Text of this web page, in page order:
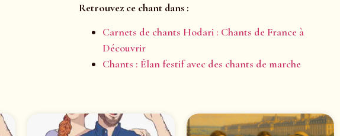
Retrouvez ce chant dans :
Carnets de chants Hodari : Chants de France à
Découvrir
Chants : Élan festif avec des chants de marche